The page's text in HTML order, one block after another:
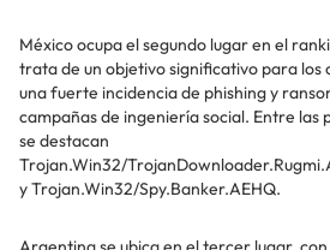
México ocupa el segundo lugar en el
trata de un objetivo significativo para los
una fuerte incidencia de phishing y
campañas de ingeniería social. Entre las
se destacan
Trojan.Win32/
y Trojan.Win32/Spy.Banker.AEHQ.